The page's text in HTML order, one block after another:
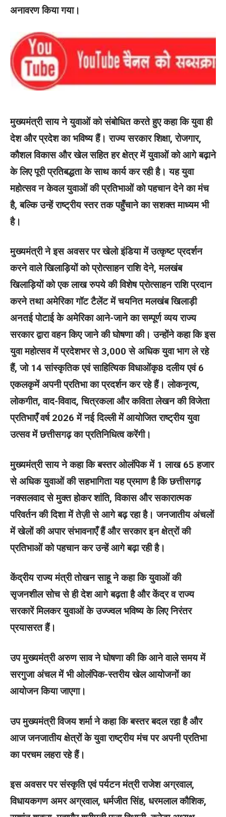
अनावरण किया गया।
मुख्यमंत्री साय ने युवाओं को संबोधित करते हुए कहा कि युवा ही
देश और प्रदेश का भविष्य हैं। राज्य सरकार शिक्षा, रोजगार,
कौशल विकास और खेल सहित हर क्षेत्र में युवाओं को आगे बढ़ाने
के लिए पूरी प्रतिबद्धता के साथ कार्य कर रही है। यह युवा
महोत्सव न केवल युवाओं की प्रतिभाओं को पहचान देने का मंच
है, बल्कि उन्हें राष्ट्रीय स्तर तक पहुँचाने का सशक्त माध्यम भी
है।
मुख्यमंत्री ने इस अवसर पर खेलो इंडिया में उत्कृष्ट प्रदर्शन
करने वाले खिलाड़ियों को प्रोत्साहन राशि देने, मलखंब
खिलाड़ियों को एक लाख रुपये की विशेष प्रोत्साहन राशि प्रदान
करने तथा अमेरिका गॉट टैलेंट में चयनित मलखंब खिलाड़ी
अनतई पोटाई के अमेरिका आने-जाने का सम्पूर्ण व्यय राज्य
सरकार द्वारा वहन किए जाने की घोषणा की। उन्होंने कहा कि इस
युवा महोत्सव में प्रदेशभर से 3,000 से अधिक युवा भाग ले रहे
हैं, जो 14 सांस्कृतिक एवं साहित्यिक विधाओंकृ8 दलीय एवं 6
एकलकृमें अपनी प्रतिभा का प्रदर्शन कर रहे हैं। लोकनृत्य,
लोकगीत, वाद-विवाद, चित्रकला और कविता लेखन की विजेता
प्रतिभाएँ वर्ष 2026 में नई दिल्ली में आयोजित राष्ट्रीय युवा
उत्सव में छत्तीसगढ़ का प्रतिनिधित्व करेंगी।
मुख्यमंत्री साय ने कहा कि बस्तर ओलंपिक में 1 लाख 65 हजार
से अधिक युवाओं की सहभागिता यह प्रमाण है कि छत्तीसगढ़
नक्सलवाद से मुक्त होकर शांति, विकास और सकारात्मक
परिवर्तन की दिशा में तेज़ी से आगे बढ़ रहा है। जनजातीय अंचलों
में खेलों की अपार संभावनाएँ हैं और सरकार इन क्षेत्रों की
प्रतिभाओं को पहचान कर उन्हें आगे बढ़ा रही है।
केंद्रीय राज्य मंत्री तोखन साहू ने कहा कि युवाओं की
सृजनशील सोच से ही देश आगे बढ़ता है और केंद्र व राज्य
सरकारें मिलकर युवाओं के उज्ज्वल भविष्य के लिए निरंतर
प्रयासरत हैं।
उप मुख्यमंत्री अरुण साव ने घोषणा की कि आने वाले समय में
सरगुजा अंचल में भी ओलंपिक-स्तरीय खेल आयोजनों का
आयोजन किया जाएगा।
उप मुख्यमंत्री विजय शर्मा ने कहा कि बस्तर बदल रहा है और
आज जनजातीय क्षेत्रों के युवा राष्ट्रीय मंच पर अपनी प्रतिभा
का परचम लहरा रहे हैं।
इस अवसर पर संस्कृति एवं पर्यटन मंत्री राजेश अग्रवाल,
विधायकगण अमर अग्रवाल, धर्मजीत सिंह, धरमलाल कौशिक,